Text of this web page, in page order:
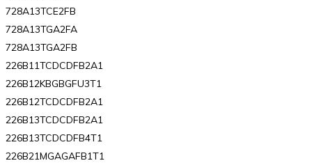
728A13TCE2FB
728A13TGA2FA
728A13TGA2FB
226B11TCDCDFB2A1
226B12KBGBGFU3T1
226B12TCDCDFB2A1
226B13TCDCDFB2A1
226B13TCDCDFB4T1
226B21MGAGAFB1T1